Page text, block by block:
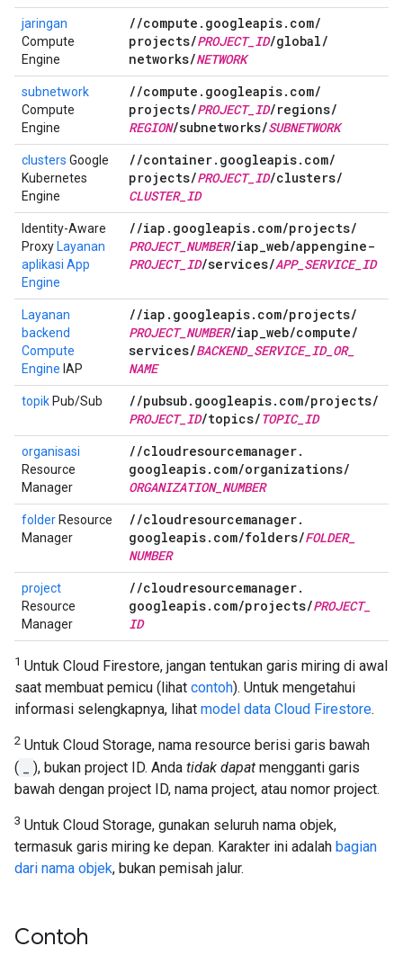
jaringan
Compute
Engine
//compute . googleapis. com/
projects/PROJECT_ ID/global/
networks/NETWORK
subnetwork
Compute
Engine
//compute . googleapis. com/
projects/PROJECT_ ID/regions/
REGION/subnetworks/SUBNETWORK
clusters Google
Kubernetes
Engine
//container. googleapis. com/
projects/PROJECT_ ID/clusters/
CLUSTER_ ID
Identity-Aware
Proxy Layanan
aplikasi App
Engine
//iap . googleapis. com/projects/
PROJECT_ NUMBER/iap_web/appengine-
PROJECT_ ID/services/APP_ SERVICE_ ID
Layanan
backend
Compute
Engine IAP
//iap . googleapis. com/projects/
PROJECT_ NUMBER/iap_web/compute/
services/BACKEND_ SERVICE_ ID_ OR_
NAME
topik Pub/Sub //pubsub. googleapis. com/projects/
PROJECT_ ID/topics/TOPIC_ ID
organisasi
Resource
Manager
//cloudresourcemanager.
googleapis. com/organizations/
ORGANIZATION_ NUMBER
folder Resource
Manager
//cloudresourcemanager.
googleapis. com/folders/FOLDER_
NUMBER
project
Resource
Manager
//cloudresourcemanager.
googleapis. com/projects/PROJECT_
ID
1 Untuk Cloud Firestore, jangan tentukan garis miring di awal
saat membuat pemicu (lihat contoh). Untuk mengetahui
informasi selengkapnya, lihat model data Cloud Firestore.
2 Untuk Cloud Storage, nama resource berisi garis bawah
(
), bukan project ID. Anda tidak dapat mengganti garis
bawah dengan project ID, nama project, atau nomor project.
3 Untuk Cloud Storage, gunakan seluruh nama objek,
termasuk garis miring ke depan. Karakter ini adalah bagian
dari nama objek, bukan pemisah jalur.
Contoh